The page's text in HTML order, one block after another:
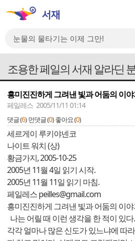
조용한 페일의 서재 알라딘
흥미진진하게 그려낸 빛과 어둠의 이
페일레스 2005/11/11 01:14
댓글 (6) 먼댓글 (0) 좋아요 (0)
세르게이 루키야넨코
나이트 워치 (상)
황금가지, 2005-10-25
2005년 11월 4일 읽기 시작.
2005년 11월 11일 읽기 마침.
페일레스peilles@gmail.com
흥미진진하게 그려낸 빛과 어둠의 이
나는 어릴 때 이런 생각을 한 적이 있
각각 얼마나 많은 신도가 있느냐에 따